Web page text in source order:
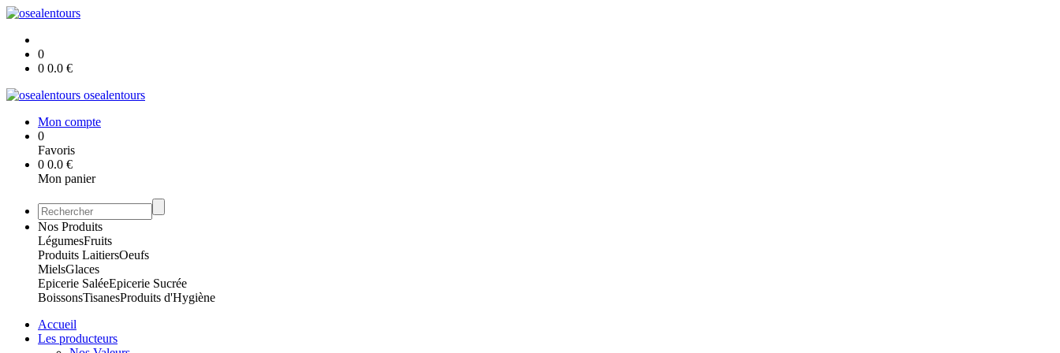
0
0 0.0 €
osealentours
Mon compte
0
Favoris
0 0.0 €
Mon panier
Nos Produits
LégumesFruits
Produits LaitiersOeufs
MielsGlaces
Epicerie SaléeEpicerie Sucrée
BoissonsTisanesProduits d'Hygiène
Accueil
Les producteurs